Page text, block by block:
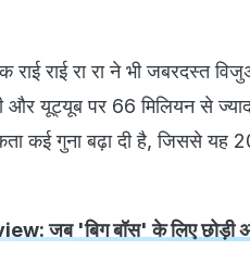
राई रा रा ने भी जबरदस्त
और यूट्यूब पर 66 मिलियन से
कई गुना बढ़ा दी है, जिससे यह
जब 'बिग बॉस' के लिए छोड़ी